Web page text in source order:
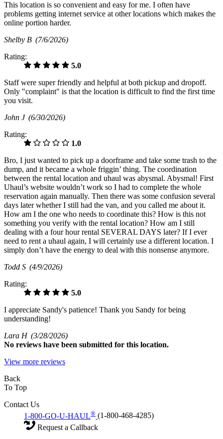
This location is so convenient and easy for me. I often have
problems getting internet service at other locations which makes the
online portion harder.
Shelby B (7/6/2026)
Rating:
5.0
Staff were super friendly and helpful at both pickup and dropoff.
Only "complaint" is that the location is difficult to find the first time
you visit.
John J (6/30/2026)
Rating:
1.0
Bro, I just wanted to pick up a doorframe and take some trash to the
dump, and it became a whole friggin’ thing. The coordination
between the rental location and uhaul was abysmal. Abysmal! First
Uhaul’s website wouldn’t work so I had to complete the whole
reservation again manually. Then there was some confusion several
days later whether I still had the van, and you called me about it.
How am I the one who needs to coordinate this? How is this not
something you verify with the rental location? How am I still
dealing with a four hour rental SEVERAL DAYS later? If I ever
need to rent a uhaul again, I will certainly use a different location. I
simply don’t have the energy to deal with this nonsense anymore.
Todd S (4/9/2026)
Rating:
5.0
I appreciate Sandy's patience! Thank you Sandy for being
understanding!
Lara H (3/28/2026)
No reviews have been submitted for this location.
View more reviews
Back
To Top
Contact Us
1-800-GO-U-HAUL® (1-800-468-4285)
Request a Callback